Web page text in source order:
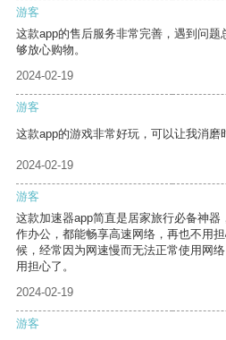
游客
这款app的售后服务非常完善，遇到问
够放心购物。
2024-02-19
游客
这款app的游戏非常好玩，可以让我消磨
2024-02-19
游客
这款加速器app简直是居家旅行必备神
作办公，都能畅享高速网络，再也不用
候，经常因为网速慢而无法正常使用网
用担心了。
2024-02-19
游客